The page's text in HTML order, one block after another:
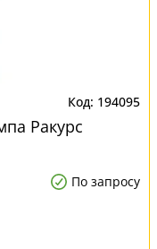
194095
Ракурс
По запросу